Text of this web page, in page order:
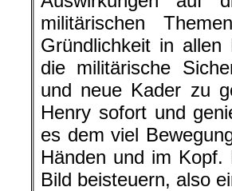
militärischen
Gründlichkeit in
die militärische
und neue Kader zu
Henry sofort und
es dem viel
Händen und im
Bild beisteuern, also